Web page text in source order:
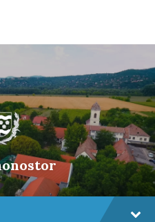
content
main
navigation
footer